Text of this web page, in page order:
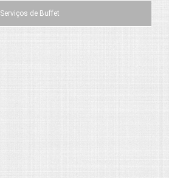
Serviços de Buffet